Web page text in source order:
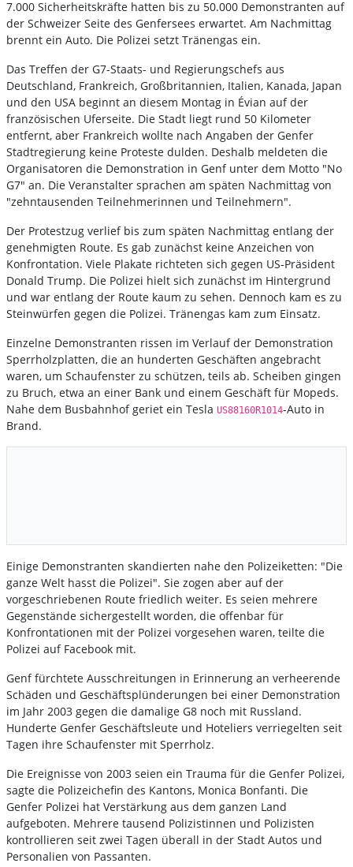
7.000 Sicherheitskräfte hatten bis zu 50.000 Demonstranten auf
der Schweizer Seite des Genfersees erwartet. Am Nachmittag
brennt ein Auto. Die Polizei setzt Tränengas ein.
Das Treffen der G7-Staats- und Regierungschefs aus
Deutschland, Frankreich, Großbritannien, Italien, Kanada, Japan
und den USA beginnt an diesem Montag in Évian auf der
französischen Uferseite. Die Stadt liegt rund 50 Kilometer
entfernt, aber Frankreich wollte nach Angaben der Genfer
Stadtregierung keine Proteste dulden. Deshalb meldeten die
Organisatoren die Demonstration in Genf unter dem Motto "No
G7" an. Die Veranstalter sprachen am späten Nachmittag von
"zehntausenden Teilnehmerinnen und Teilnehmern".
Der Protestzug verlief bis zum späten Nachmittag entlang der
genehmigten Route. Es gab zunächst keine Anzeichen von
Konfrontation. Viele Plakate richteten sich gegen US-Präsident
Donald Trump. Die Polizei hielt sich zunächst im Hintergrund
und war entlang der Route kaum zu sehen. Dennoch kam es zu
Steinwürfen gegen die Polizei. Tränengas kam zum Einsatz.
Einzelne Demonstranten rissen im Verlauf der Demonstration
Sperrholzplatten, die an hunderten Geschäften angebracht
waren, um Schaufenster zu schützen, teils ab. Scheiben gingen
zu Bruch, etwa an einer Bank und einem Geschäft für Mopeds.
Nahe dem Busbahnhof geriet ein Tesla US88160R1014-Auto in
Brand.
Einige Demonstranten skandierten nahe den Polizeiketten: "Die
ganze Welt hasst die Polizei". Sie zogen aber auf der
vorgeschriebenen Route friedlich weiter. Es seien mehrere
Gegenstände sichergestellt worden, die offenbar für
Konfrontationen mit der Polizei vorgesehen waren, teilte die
Polizei auf Facebook mit.
Genf fürchtete Ausschreitungen in Erinnerung an verheerende
Schäden und Geschäftsplünderungen bei einer Demonstration
im Jahr 2003 gegen die damalige G8 noch mit Russland.
Hunderte Genfer Geschäftsleute und Hoteliers verriegelten seit
Tagen ihre Schaufenster mit Sperrholz.
Die Ereignisse von 2003 seien ein Trauma für die Genfer Polizei,
sagte die Polizeichefin des Kantons, Monica Bonfanti. Die
Genfer Polizei hat Verstärkung aus dem ganzen Land
aufgeboten. Mehrere tausend Polizistinnen und Polizisten
kontrollieren seit zwei Tagen überall in der Stadt Autos und
Personalien von Passanten.